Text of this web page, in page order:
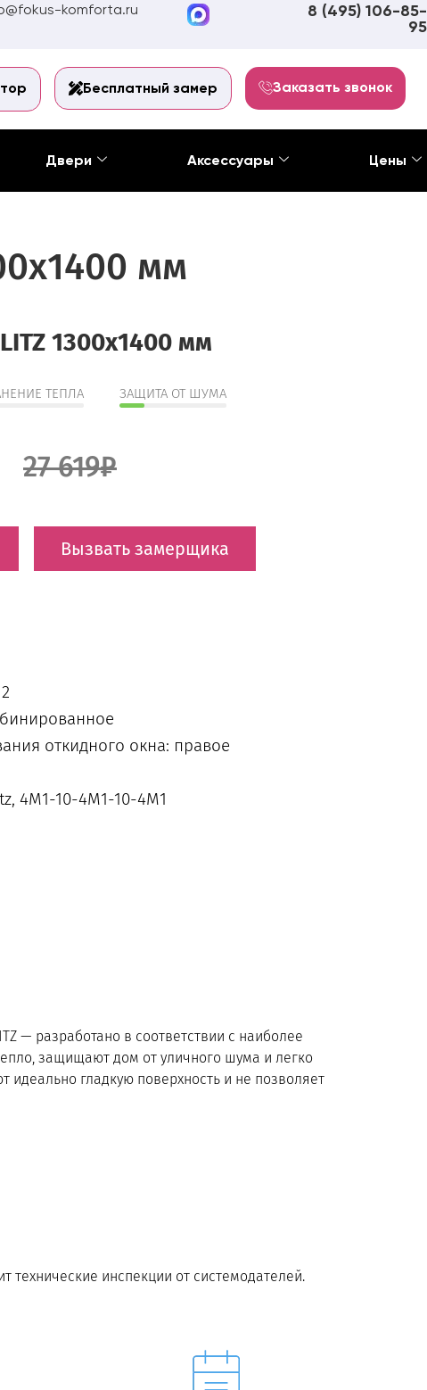
komforta.ru
8 (495) 106-85-
95
Бесплатный замер Заказать звонок
Двери Аксессуары Цены
мм
1300х1400 мм
ТЕПЛА ЗАЩИТА ОТ ШУМА
27 619₽
Вызвать замерщика
откидного окна: правое
4М1-10-4М1-10-4М1
— разработано в соответствии с наиболее
защищают дом от уличного шума и легко
гладкую поверхность и не позволяет
технические инспекции от системодателей.